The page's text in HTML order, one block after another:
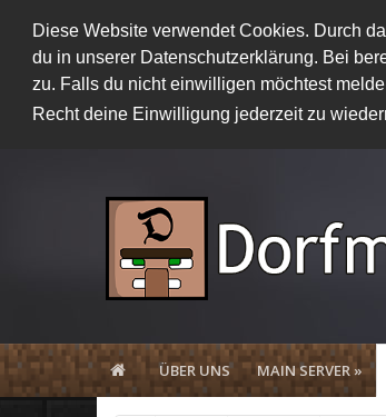
Diese Website verwendet Cookies. Durch
du in unserer Datenschutzerklärung. Bei
zu. Falls du nicht einwilligen möchtest
Recht deine Einwilligung jederzeit zu
ÜBER UNS MAIN SERVER »